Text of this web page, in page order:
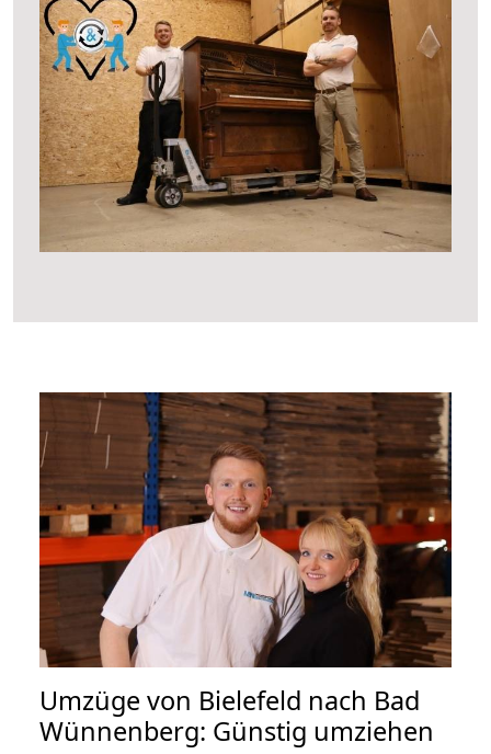
Umzüge von Bielefeld nach Bad
Wünnenberg: Günstig umziehen